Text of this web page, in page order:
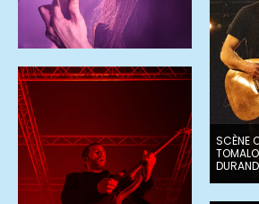
SCÈNE
DURAND